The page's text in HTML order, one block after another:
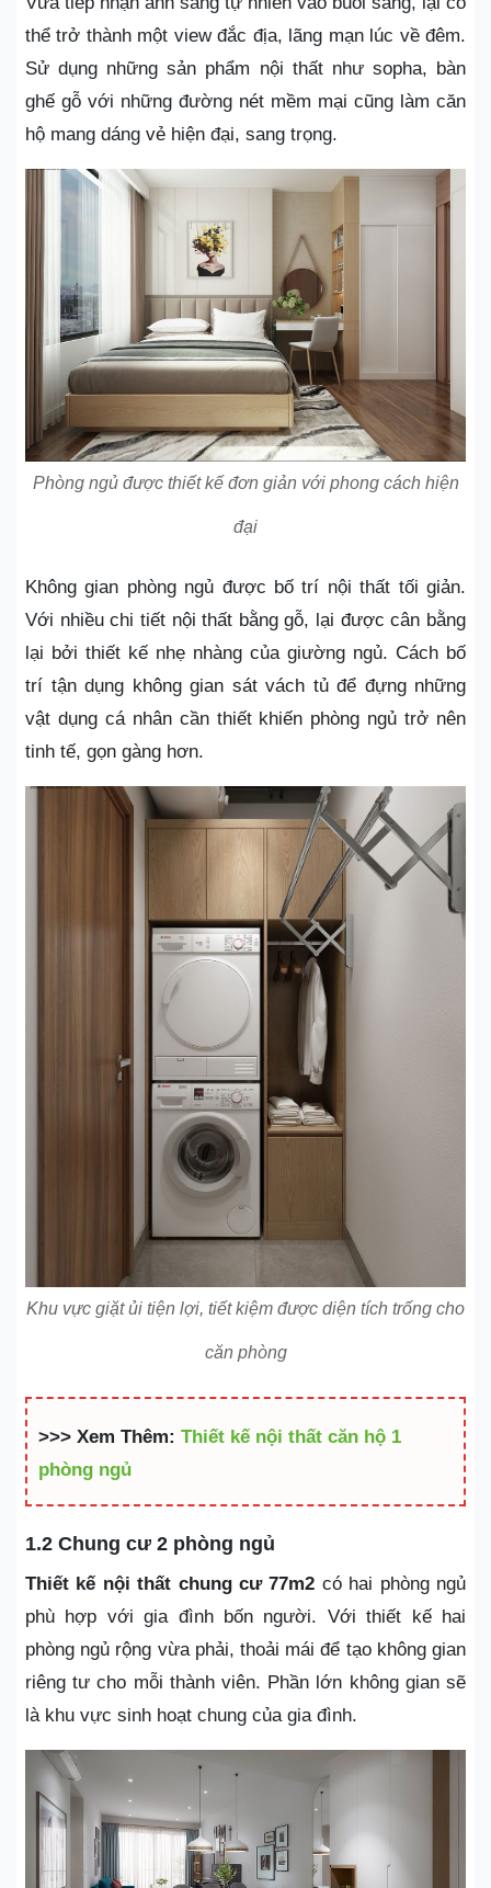
thể trở thành một view đắc địa, lãng mạn lúc về đêm.
Sử dụng những sản phẩm nội thất như sopha, bàn
ghế gỗ với những đường nét mềm mại cũng làm căn
hộ mang dáng vẻ hiện đại, sang trọng.
Phòng ngủ được thiết kế đơn giản với phong cách hiện
đại
Không gian phòng ngủ được bố trí nội thất tối giản.
Với nhiều chi tiết nội thất bằng gỗ, lại được cân bằng
lại bởi thiết kế nhẹ nhàng của giường ngủ. Cách bố
trí tận dụng không gian sát vách tủ để đựng những
vật dụng cá nhân cần thiết khiến phòng ngủ trở nên
tinh tế, gọn gàng hơn.
Khu vực giặt ủi tiện lợi, tiết kiệm được diện tích trống cho
căn phòng
>>> Xem Thêm: Thiết kế nội thất căn hộ 1
phòng ngủ
1.2 Chung cư 2 phòng ngủ
Thiết kế nội thất chung cư 77m2 có hai phòng ngủ
phù hợp với gia đình bốn người. Với thiết kế hai
phòng ngủ rộng vừa phải, thoải mái để tạo không gian
riêng tư cho mỗi thành viên. Phần lớn không gian sẽ
là khu vực sinh hoạt chung của gia đình.